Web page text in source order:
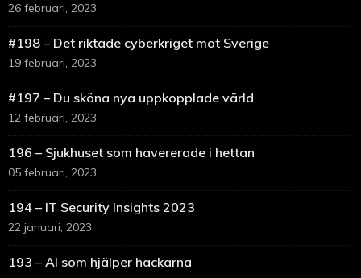
26 februari, 2023
#198 – Det riktade cyberkriget mot Sverige
19 februari, 2023
#197 – Du sköna nya uppkopplade värld
12 februari, 2023
196 – Sjukhuset som havererade i hettan
05 februari, 2023
194 – IT Security Insights 2023
22 januari, 2023
193 – AI som hjälper hackarna